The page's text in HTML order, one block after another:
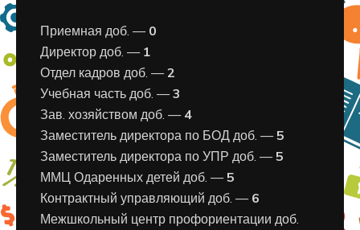
Приемная доб. — 0
Директор доб. — 1
Отдел кадров доб. —2
Учебная часть доб. —3
Зав. хозяйством доб. — 4
Заместитель директора по БОД доб. —5
Заместитель директора по УПР доб. —5
ММЦ Одаренных детей доб. —5
Контрактный управляющий доб. — 6
Межшкольный центр профориентации доб.